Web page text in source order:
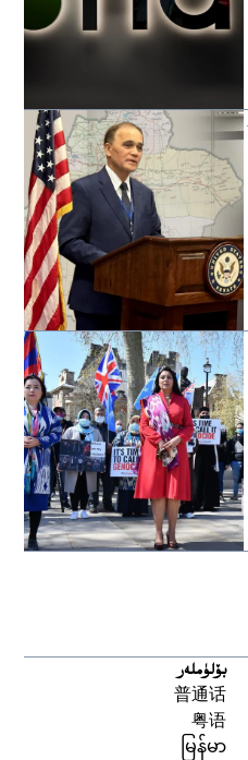
بۆلۈملەر
普通话
粤语
မြန်မာ